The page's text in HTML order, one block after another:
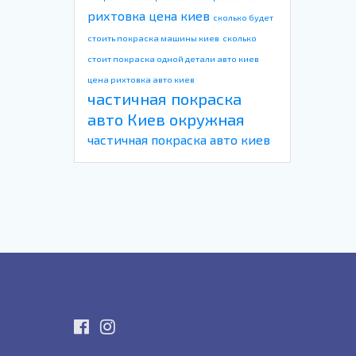
рихтовка цена киев сколько будет
стоить покраска машины киев сколько
стоит покраска одной детали авто киев
цена рихтовка авто киев
частичная покраска
авто Киев окружная
частичная покраска авто киев